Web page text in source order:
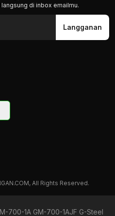
di inbox emailmu.
Langganan
All Rights Reserved.
700-1A GM-700-1AJF G-Steel